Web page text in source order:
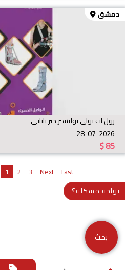
دمشق
رول اب بولي بوليستر حبر ياباني
28-07-2026
$85
1 2 3 Next Last
بحث
تواجه مشكلة؟